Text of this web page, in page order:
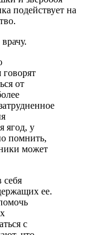
подействует на
говорят
от
ягод, у
помнить,
может
себя
ее.
с